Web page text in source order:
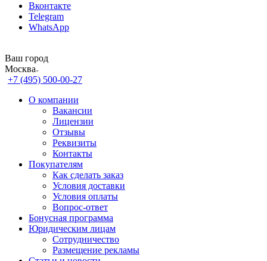
Вконтакте
Telegram
WhatsApp
Ваш город
Москва
+7 (495) 500-00-27
О компании
Вакансии
Лицензии
Отзывы
Реквизиты
Контакты
Покупателям
Как сделать заказ
Условия доставки
Условия оплаты
Вопрос-ответ
Бонусная программа
Юридическим лицам
Сотрудничество
Размещение рекламы